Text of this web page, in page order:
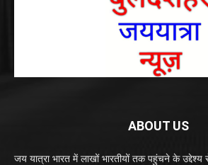
ABOUT US
जय यात्रा भारत में लाखों भारतीयों तक पहुंचने के उद्देश्य